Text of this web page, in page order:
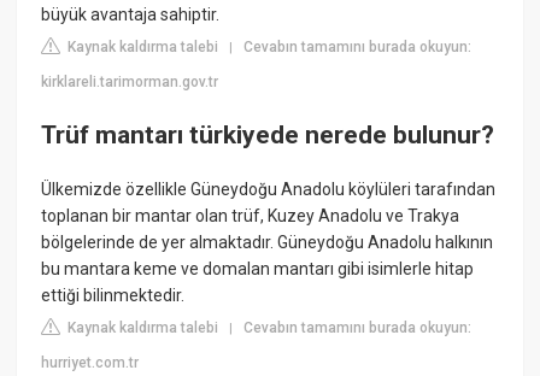
büyük avantaja sahiptir.
Kaynak kaldırma talebi |Cevabın tamamını burada okuyun:
kirklareli.tarimorman.gov.tr
Trüf mantarı türkiyede nerede bulunur?
Ülkemizde özellikle Güneydoğu Anadolu köylüleri tarafından
toplanan bir mantar olan trüf, Kuzey Anadolu ve Trakya
bölgelerinde de yer almaktadır. Güneydoğu Anadolu halkının
bu mantara keme ve domalan mantarı gibi isimlerle hitap
ettiği bilinmektedir.
Kaynak kaldırma talebi |Cevabın tamamını burada okuyun:
hurriyet.com.tr